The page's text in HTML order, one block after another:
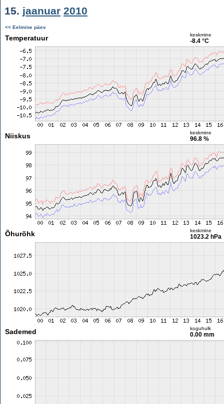
15. jaanuar 2010
<< Eelmine päev
Temperatuur keskmine
-8.4 °C
Niiskus keskmine
96.8 %
Õhurõhk keskmine
1023.2 hPa
Sademed koguhulk
0.00 mm